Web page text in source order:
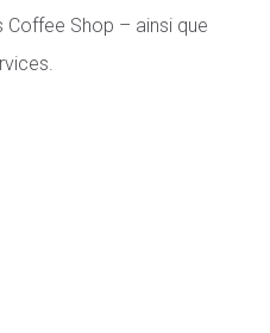
Coffee Shop – ainsi que